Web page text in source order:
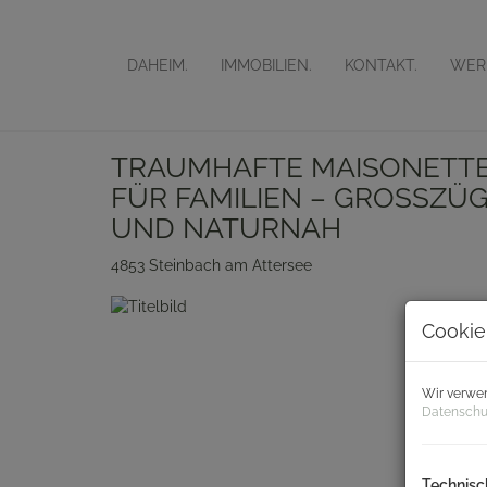
DAHEIM. IMMOBILIEN. KONTAKT.
TRAUMHAFTE
FÜR FAMILIEN –
UND NATURNAH
4853 Steinbach am Attersee
Wir